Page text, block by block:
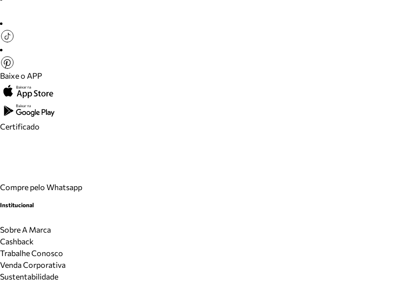
Baixe o APP
Certificado
Compre pelo Whatsapp
Institucional
Sobre A Marca
Cashback
Trabalhe Conosco
Venda Corporativa
Sustentabilidade